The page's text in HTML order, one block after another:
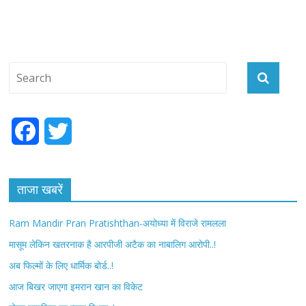
c
b
o
o
t
e
r
ताजा खबरें
Ram Mandir Pran Pratishthan-अयोध्या में विराजे रामलला
मासूम लेकिन खतरनाक है आरपीजी अटैक का नाबालिग आरोपी..!
अब फिल्मों के लिए धार्मिक बोर्ड..!
आज बिखर जाएगा इमरान खान का विकेट